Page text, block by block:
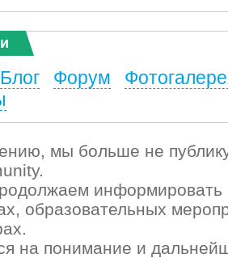
Блог Форум
мы больше не
информировать
образовательных
на понимание и